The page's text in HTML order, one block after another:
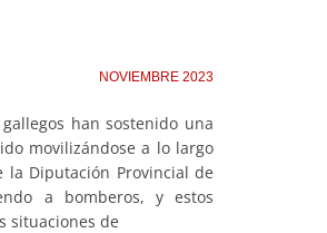
NOVIEMBRE 2023
han sostenido una
movilizándose a lo largo
Diputación Provincial de
a bomberos, y estos
situaciones de